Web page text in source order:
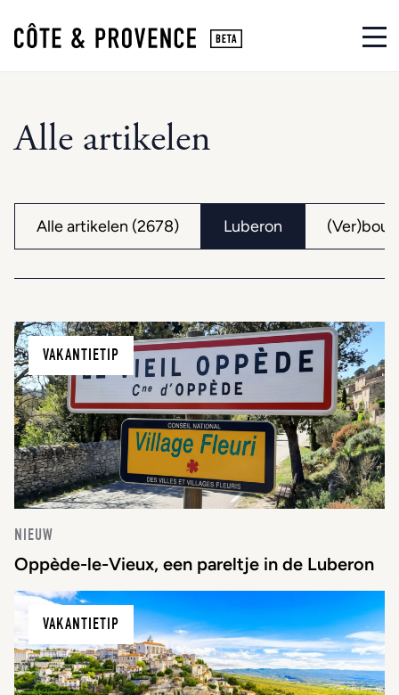
Alle artikelen
Alle artikelen (2678) Luberon
VAKANTIETIP
NIEUW
Oppède-le-Vieux, een pareltje in de Luberon
VAKANTIETIP